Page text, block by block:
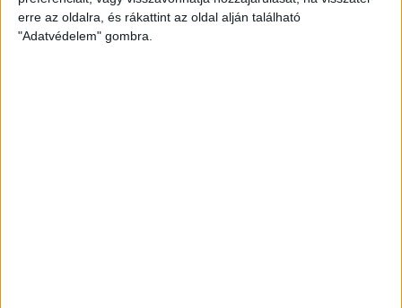
erre az oldalra, és rákattint az oldal alján található
"Adatvédelem" gombra.